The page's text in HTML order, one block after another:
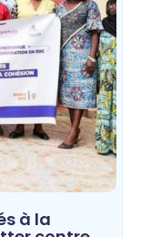
à la